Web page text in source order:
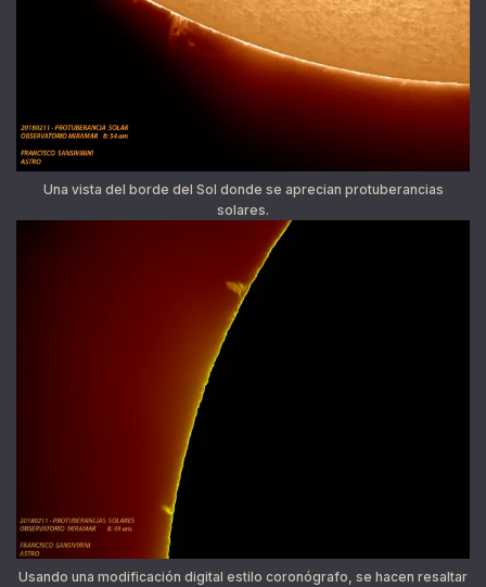
Una vista del borde del Sol donde se aprecian protuberancias
solares.
Usando una modificación digital estilo coronógrafo, se hacen resaltar